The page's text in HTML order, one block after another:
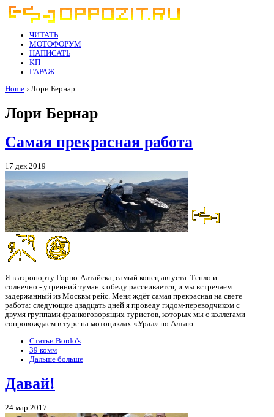
ЧИТАТЬ
МОТОФОРУМ
НАПИСАТЬ
КП
ГАРАЖ
Home › Лори Бернар
Лори Бернар
Самая прекрасная работа
17 дек 2019
Я в аэропорту Горно-Алтайска, самый конец августа. Тепло и
солнечно - утренний туман к обеду рассеивается, и мы встречаем
задержанный из Москвы рейс. Меня ждёт самая прекрасная на свете
работа: следующие двадцать дней я проведу гидом-переводчиком с
двумя группами франкоговорящих туристов, которых мы с коллегами
сопровождаем в туре на мотоциклах «Урал» по Алтаю.
Статьи Bordo's
39 комм
Дальше больше
Давай!
24 мар 2017